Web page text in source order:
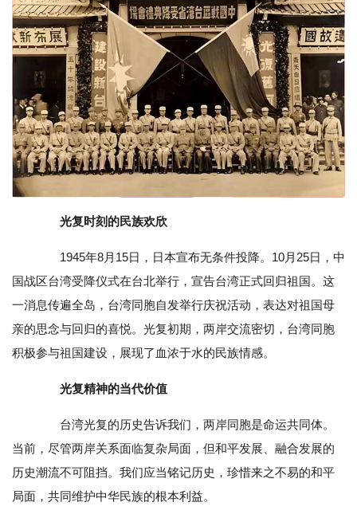
光复时刻的民族欢欣
1945年8月15日，日本宣布无条件投降。10月25日，中
国战区台湾受降仪式在台北举行，宣告台湾正式回归祖国。这
一消息传遍全岛，台湾同胞自发举行庆祝活动，表达对祖国母
亲的思念与回归的喜悦。光复初期，两岸交流密切，台湾同胞
积极参与祖国建设，展现了血浓于水的民族情感。
光复精神的当代价值
台湾光复的历史告诉我们，两岸同胞是命运共同体。
当前，尽管两岸关系面临复杂局面，但和平发展、融合发展的
历史潮流不可阻挡。我们应当铭记历史，珍惜来之不易的和平
局面，共同维护中华民族的根本利益。